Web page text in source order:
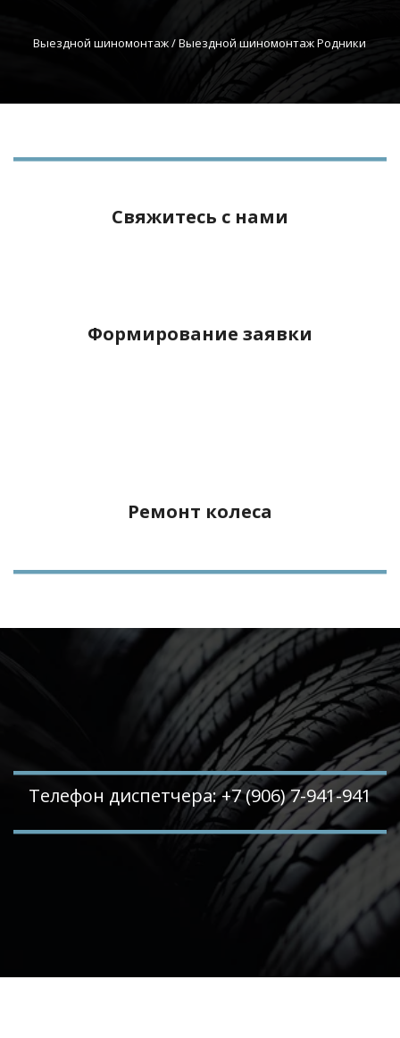
Выездной шиномонтаж / Выездной шиномонтаж Родники
Свяжитесь с нами
Формирование заявки
Ремонт колеса
Телефон диспетчера: +7 (906) 7-941-941